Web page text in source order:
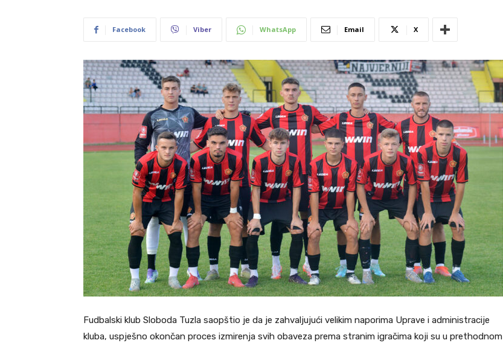
Facebook Viber WhatsApp Email X
Fudbalski klub Sloboda Tuzla saopštio je da je zahvaljujući velikim naporima Uprave i administracije
kluba, uspješno okončan proces izmirenja svih obaveza prema stranim igračima koji su u prethodnom